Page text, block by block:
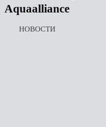
Aquaalliance
НОВОСТИ